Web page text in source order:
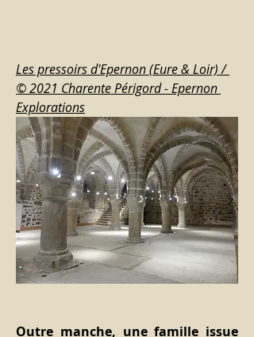
Les pressoirs d'Epernon (Eure & Loir) /
© 2021 Charente Périgord - Epernon
Explorations
Outre manche, une famille issue